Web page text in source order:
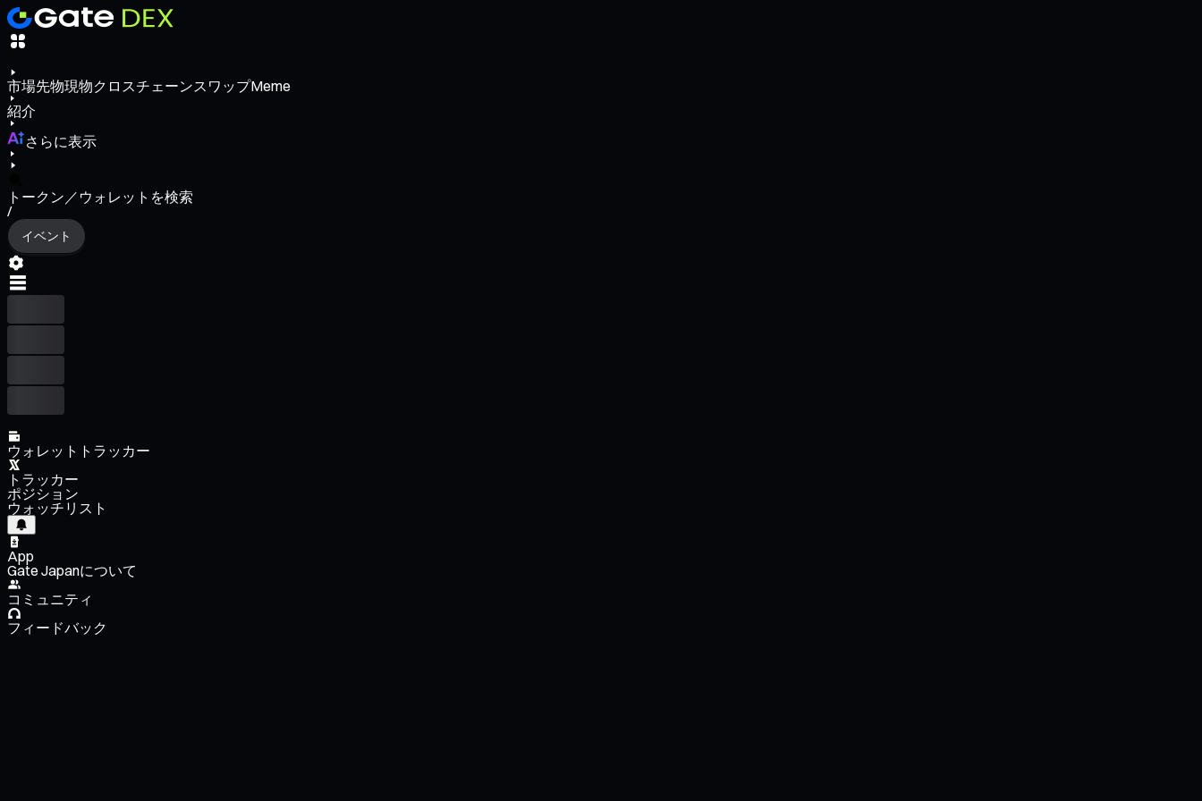
市場先物現物クロスチェーンスワップMeme
紹介
さらに表示
トークン／ウォレットを検索
/
イベント
ウォレットトラッカー
トラッカー
ポジション
ウォッチリスト
App
Gate Japanについて
コミュニティ
フィードバック